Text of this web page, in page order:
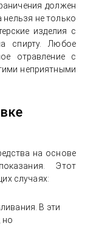
должен
не только
изделия с
спирту. Любое
отравление с
неприятными
на основе
Этот
случаях:
В эти
но